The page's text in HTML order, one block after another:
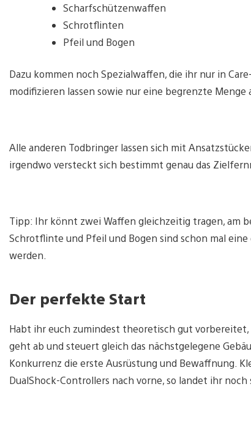
Scharfschützenwaffen
Schrotflinten
Pfeil und Bogen
Dazu kommen noch Spezialwaffen, die ihr nur in
modifizieren lassen sowie nur eine begrenzte Menge
Alle anderen Todbringer lassen sich mit
irgendwo versteckt sich bestimmt genau das
Tipp: Ihr könnt zwei Waffen gleichzeitig tragen, am
Schrotflinte und Pfeil und Bogen sind schon mal
werden.
Der perfekte Start
Habt ihr euch zumindest theoretisch gut
geht ab und steuert gleich das nächstgelegene
Konkurrenz die erste Ausrüstung und Bewaffnung.
DualShock-Controllers nach vorne, so landet ihr noch